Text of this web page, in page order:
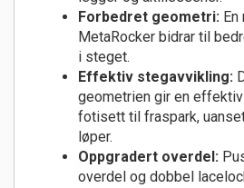
Forbedret geometri: En
MetaRocker bidrar til
i steget.
Effektiv stegavvikling:
geometrien gir en
fotisett til fraspark,
løper.
Oppgradert overdel:
overdel og dobbel